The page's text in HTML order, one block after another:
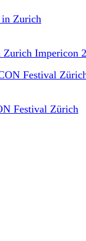
Impericon
Festival Zürich